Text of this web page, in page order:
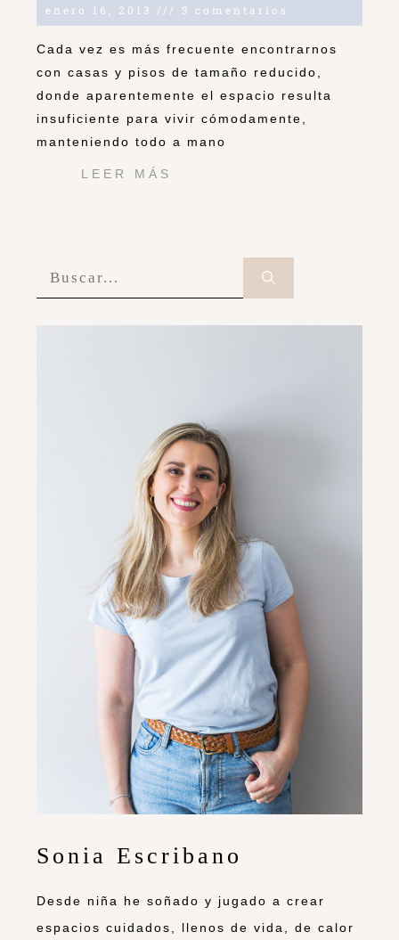
enero 16, 2013 3 comentarios
Cada vez es más frecuente encontrarnos
con casas y pisos de tamaño reducido,
donde aparentemente el espacio resulta
insuficiente para vivir cómodamente,
manteniendo todo a mano
LEER MÁS
Sonia Escribano
Desde niña he soñado y jugado a crear
espacios cuidados, llenos de vida, de calor